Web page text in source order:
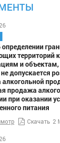
территорий к
и объектам,
допускается
продажа
при оказании
питания
Скачать 2